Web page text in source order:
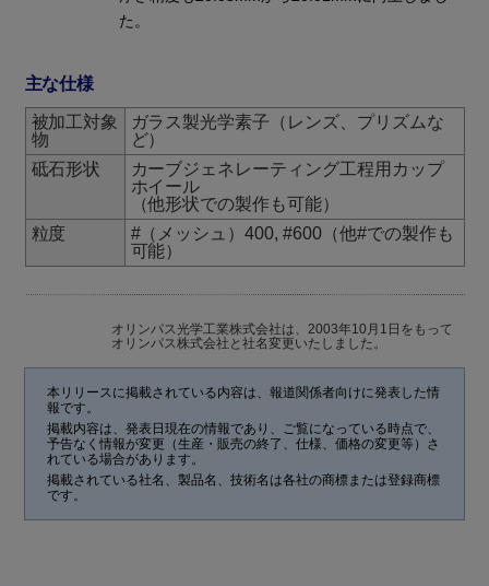
た。
主な仕様
被加工対象
物
ガラス製光学素子（レンズ、プリズムな
ど）
砥石形状
カーブジェネレーティング工程用カップ
ホイール
（他形状での製作も可能）
粒度
#（メッシュ）400, #600（他#での製作も
可能）
オリンパス光学工業株式会社は、2003年10月1日をもって
オリンパス株式会社と社名変更いたしました。
本リリースに掲載されている内容は、報道関係者向けに発表した情
報です。
掲載内容は、発表日現在の情報であり、ご覧になっている時点で、
予告なく情報が変更（生産・販売の終了、仕様、価格の変更等）さ
れている場合があります。
掲載されている社名、製品名、技術名は各社の商標または登録商標
です。